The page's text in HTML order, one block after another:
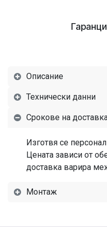
Описание
Технически данни
Срокове на
Изготвя се
Цената зависи от
доставка варира
Монтаж